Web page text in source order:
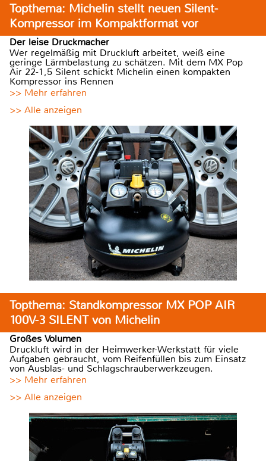
Topthema: Michelin stellt neuen Silent-
Kompressor im Kompaktformat vor
Der leise Druckmacher
Wer regelmäßig mit Druckluft arbeitet, weiß eine
geringe Lärmbelastung zu schätzen. Mit dem MX Pop
Air 22-1,5 Silent schickt Michelin einen kompakten
Kompressor ins Rennen
>> Mehr erfahren
>> Alle anzeigen
Topthema: Standkompressor MX POP AIR
100V-3 SILENT von Michelin
Großes Volumen
Druckluft wird in der Heimwerker-Werkstatt für viele
Aufgaben gebraucht, vom Reifenfüllen bis zum Einsatz
von Ausblas- und Schlagschrauberwerkzeugen.
>> Mehr erfahren
>> Alle anzeigen